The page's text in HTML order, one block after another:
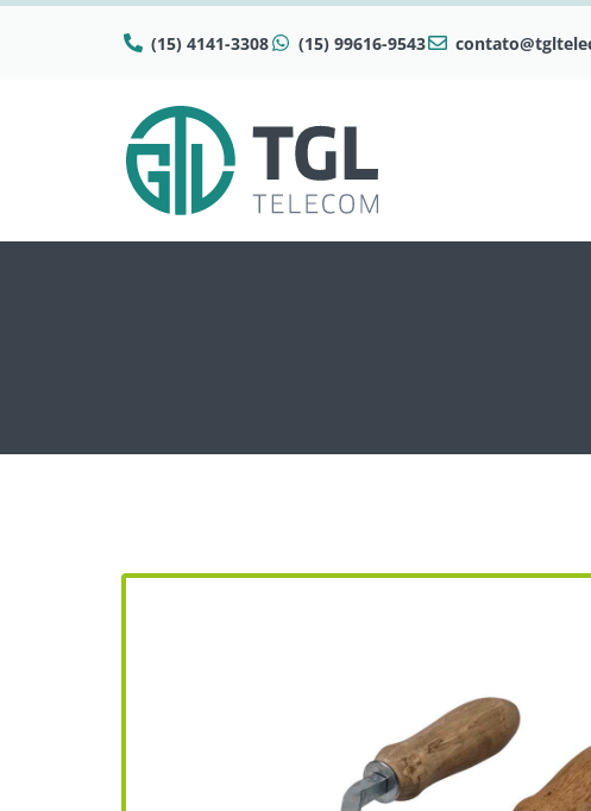
(15) 4141-3308 (15) 99616-9543